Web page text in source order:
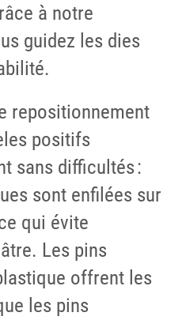
à notre
guidez les dies
repositionnement
positifs
sans difficultés :
sont enfilées sur
qui évite
Les pins
offrent les
les pins